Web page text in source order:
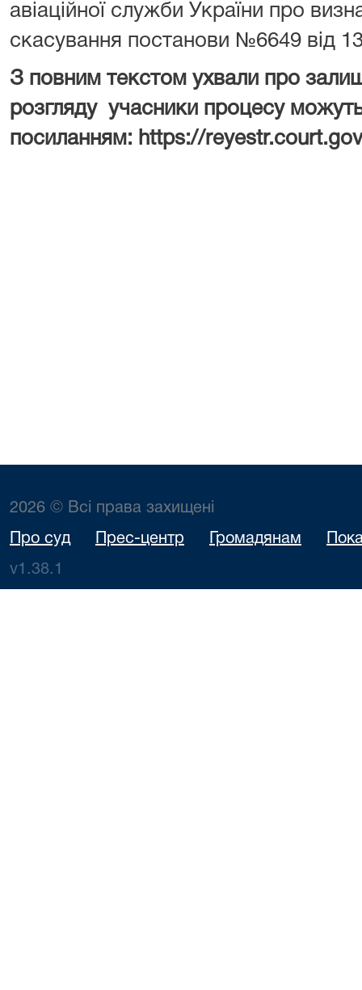
авіаційної служби України про
скасування постанови №6649 від
З повним текстом ухвали про
розгляду учасники процесу
посиланням: https://
2026 © Всі права захищені
Про суд Прес-центр Громадянам
v1.38.1